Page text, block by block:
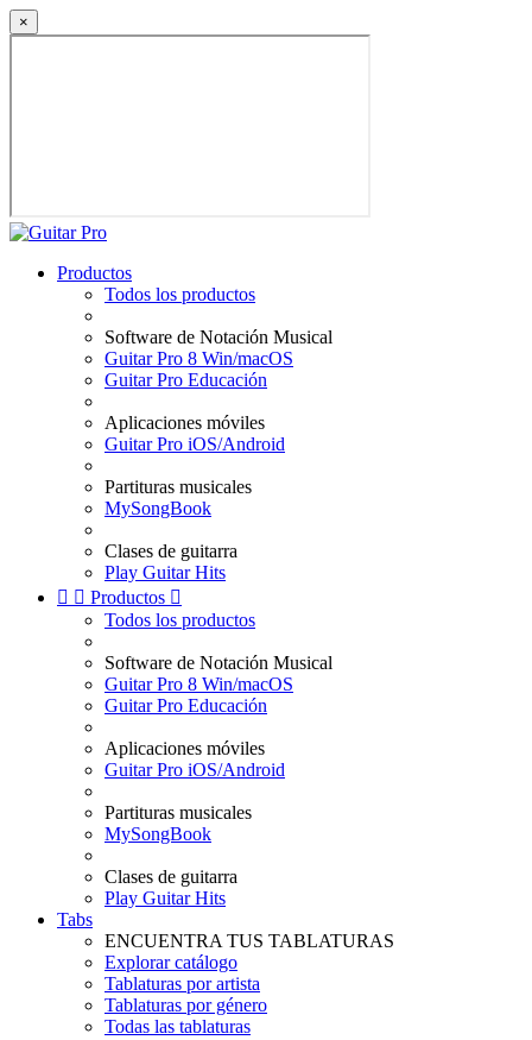
×
Productos
Todos los productos
Software de Notación Musical
Guitar Pro 8 Win/macOS
Guitar Pro Educación
Aplicaciones móviles
Guitar Pro iOS/Android
Partituras musicales
MySongBook
Clases de guitarra
Play Guitar Hits
  Productos 
Todos los productos
Software de Notación Musical
Guitar Pro 8 Win/macOS
Guitar Pro Educación
Aplicaciones móviles
Guitar Pro iOS/Android
Partituras musicales
MySongBook
Clases de guitarra
Play Guitar Hits
Tabs
ENCUENTRA TUS TABLATURAS
Explorar catálogo
Tablaturas por artista
Tablaturas por género
Todas las tablaturas